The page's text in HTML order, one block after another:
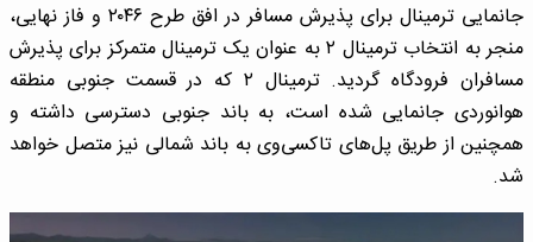
جانمایی ترمینال برای پذیرش مسافر در افق طرح ۲۰۴۶ و فاز نهایی،
منجر به انتخاب ترمینال ۲ به عنوان یک ترمینال متمرکز برای پذیرش
مسافران فرودگاه گردید. ترمینال ۲ که در قسمت جنوبی منطقه
هوانوردی جانمایی شده است، به باند جنوبی دسترسی داشته و
همچنین از طریق پل‌های تاکسی‌وی به باند شمالی نیز متصل خواهد
شد.